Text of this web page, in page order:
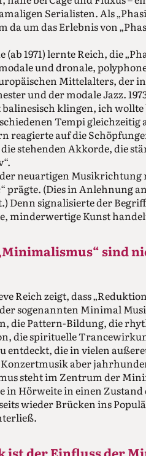
Serialisten. Als
da um das Erlebnis von
(ab 1971) lernte Reich, die
und dronale,
Mittelalters, der
und der modale Jazz.
klingen, ich
Tempi gleichzeitig
reagierte auf die
stehenden Akkorde, die
neuartigen
prägte. (Dies in Anlehnung
Denn signalisierte der
­minderwertige Kunst
sind
Reich zeigt, dass
der sogenannten Minimal
die Pattern-Bildung, die
die ­spirituelle
entdeckt, die in vielen
aber
steht im Zentrum der
Hörweite in einen Zustand
wieder Brücken ins